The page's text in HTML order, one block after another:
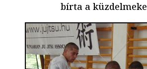
bírta a